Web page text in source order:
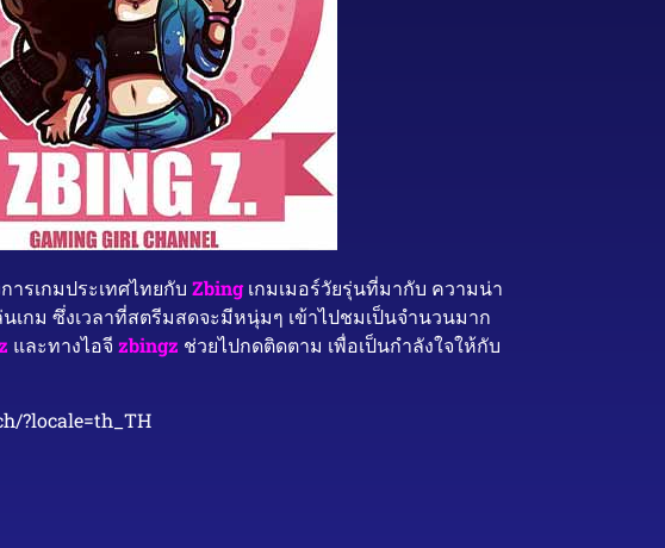
ารเกมประเทศไทยกับ Zbingเกมเมอร์วัยรุ่นที่มากับ ความน่า
เกม ซึ่งเวลาที่สตรีมสดจะมีหนุ่มๆ เข้าไปชมเป็นจำนวนมาก
และทางไอจี zbingz ช่วยไปกดติดตาม เพื่อเป็นกำลังใจให้กับ
?locale=th_TH